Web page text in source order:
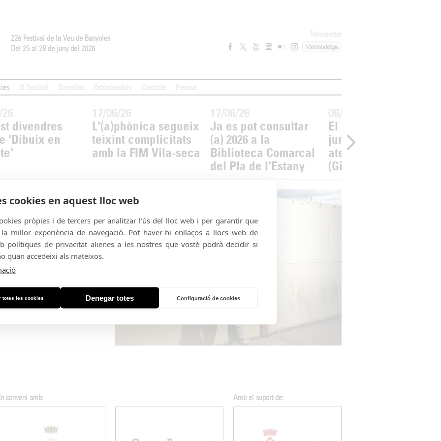
22è Festival de la Veu de Banyoles
Del 25 al 28 de juny del 2026
Marxandatge
divendres
'Dibuix en
L'(a)phònica segueix
teixint complicitats
amb la FIM Vila-seca
Ja es pot consultar
(a) 2026 a la
Biblioteca Comarcal
del Pla de l'Estany
El dissabte 13 de
juny, l'(a)phònica
aterra a La Volta
(Girona)
Cava de Vic,
de l'(a)phònica, Festival
de Pau Brugada a la Jazz Cava.
tocant als carrers de Banyoles,
musical: inclassificable, innovador i
és una aposta valenta on
es troba amb melodies delicades,
deneo-soul
configuren un
poden adquiriraquí.
conveni amb: Amb el suport de:
cookies en aquest lloc web
pròpies i de tercers per analitzar l'ús del lloc web i per garantir que
millor experiència de navegació. Pot haver-hi enllaços a llocs web de
polítiques de privacitat alienes a les nostres que vostè podrà decidir si
quan accedeixi als mateixos.
totes les cookies Denegar totes Configuració de cookies